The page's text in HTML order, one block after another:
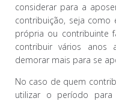
considerar para a
contribuição, seja
própria ou contribuinte
contribuir vários anos
demorar mais para se
No caso de quem
utilizar o período